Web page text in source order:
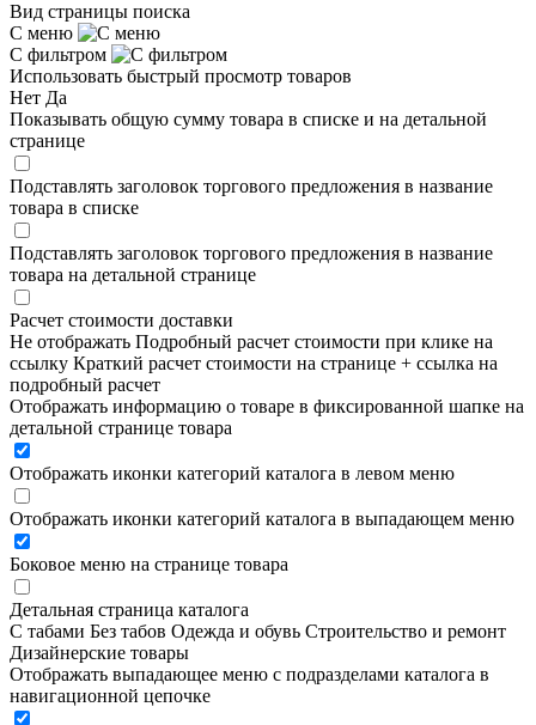
Вид страницы поиска
С меню
С фильтром
Использовать быстрый просмотр товаров
Нет Да
Показывать общую сумму товара в списке и на детальной
странице
Подставлять заголовок торгового предложения в название
товара в списке
Подставлять заголовок торгового предложения в название
товара на детальной странице
Расчет стоимости доставки
Не отображать Подробный расчет стоимости при клике на
ссылку Краткий расчет стоимости на странице + ссылка на
подробный расчет
Отображать информацию о товаре в фиксированной шапке на
детальной странице товара
Отображать иконки категорий каталога в левом меню
Отображать иконки категорий каталога в выпадающем меню
Боковое меню на странице товара
Детальная страница каталога
С табами Без табов Одежда и обувь Строительство и ремонт
Дизайнерские товары
Отображать выпадающее меню с подразделами каталога в
навигационной цепочке